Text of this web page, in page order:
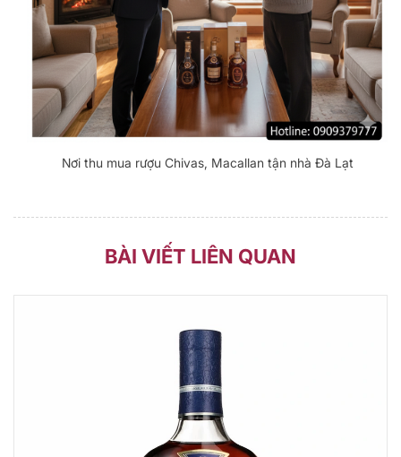
Nơi thu mua rượu Chivas, Macallan tận nhà Đà Lạt
BÀI VIẾT LIÊN QUAN